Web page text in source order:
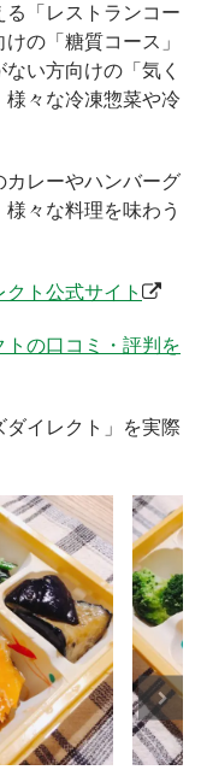
「レストランコー
の「糖質コース」
い方向けの「気く
々な冷凍惣菜や冷
カレーやハンバーグ
々な料理を味わう
ト公式サイト
の口コミ・評判を
ダイレクト」を実際